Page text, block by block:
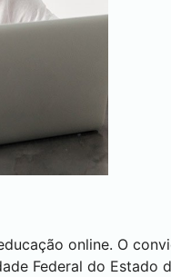
online. O
Federal do Estado